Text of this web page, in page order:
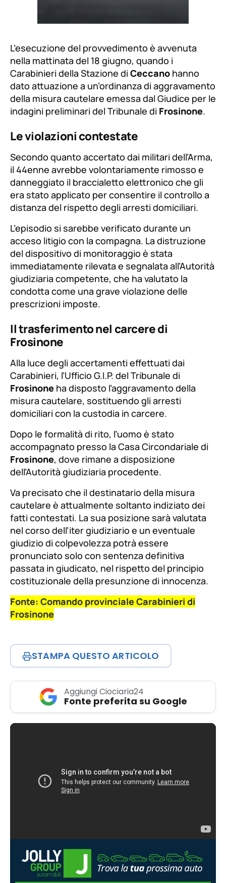
L’esecuzione del provvedimento è avvenuta
nella mattinata del 18 giugno, quando i
Carabinieri della Stazione di Ceccano hanno
dato attuazione a un’ordinanza di aggravamento
della misura cautelare emessa dal Giudice per le
indagini preliminari del Tribunale di Frosinone.
Le violazioni contestate
Secondo quanto accertato dai militari dell’Arma,
il 44enne avrebbe volontariamente rimosso e
danneggiato il braccialetto elettronico che gli
era stato applicato per consentire il controllo a
distanza del rispetto degli arresti domiciliari.
L’episodio si sarebbe verificato durante un
acceso litigio con la compagna. La distruzione
del dispositivo di monitoraggio è stata
immediatamente rilevata e segnalata all’Autorità
giudiziaria competente, che ha valutato la
condotta come una grave violazione delle
prescrizioni imposte.
Il trasferimento nel carcere di
Frosinone
Alla luce degli accertamenti effettuati dai
Carabinieri, l’Ufficio G.I.P. del Tribunale di
Frosinone ha disposto l’aggravamento della
misura cautelare, sostituendo gli arresti
domiciliari con la custodia in carcere.
Dopo le formalità di rito, l’uomo è stato
accompagnato presso la Casa Circondariale di
Frosinone, dove rimane a disposizione
dell’Autorità giudiziaria procedente.
Va precisato che il destinatario della misura
cautelare è attualmente soltanto indiziato dei
fatti contestati. La sua posizione sarà valutata
nel corso dell’iter giudiziario e un eventuale
giudizio di colpevolezza potrà essere
pronunciato solo con sentenza definitiva
passata in giudicato, nel rispetto del principio
costituzionale della presunzione di innocenza.
Fonte: Comando provinciale Carabinieri di
Frosinone
STAMPA QUESTO ARTICOLO
Aggiungi Ciociaria24
Fonte preferita su Google